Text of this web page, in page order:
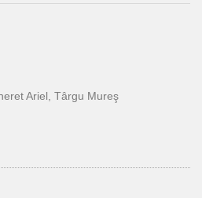
Ariel, Târgu Mureş